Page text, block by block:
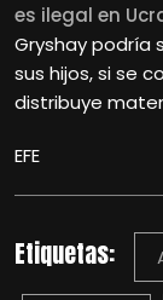
es ilegal en
Gryshay podría
sus hijos, si se
distribuye
EFE
Etiquetas: